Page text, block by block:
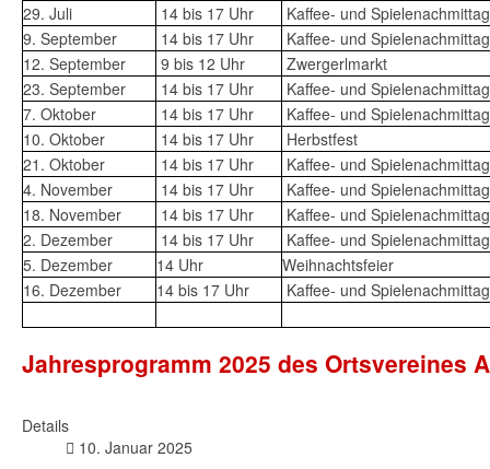
29. Juli
14 bis 17 Uhr
Kaffee- und Spielenachmittag
9. September
14 bis 17 Uhr
Kaffee- und Spielenachmittag
12. September
9 bis 12 Uhr
Zwergerlmarkt
23. September
14 bis 17 Uhr
Kaffee- und Spielenachmittag
7. Oktober
14 bis 17 Uhr
Kaffee- und Spielenachmittag
10. Oktober
14 bis 17 Uhr
Herbstfest
21. Oktober
14 bis 17 Uhr
Kaffee- und Spielenachmittag
4. November
14 bis 17 Uhr
Kaffee- und Spielenachmittag
18. November
14 bis 17 Uhr
Kaffee- und Spielenachmittag
2. Dezember
14 bis 17 Uhr
Kaffee- und Spielenachmittag
5. Dezember
14 Uhr
Weihnachtsfeier
16. Dezember
14 bis 17 Uhr Kaffee- und Spielenachmittag
Jahresprogramm 2025 des Ortsvereines
Details
10. Januar 2025